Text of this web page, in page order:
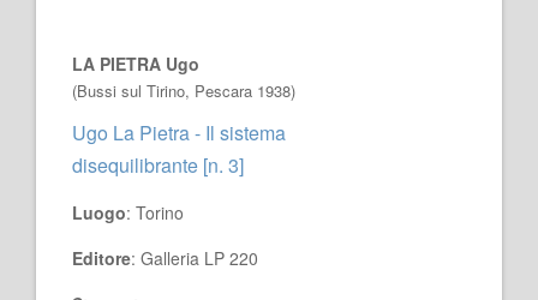
LA PIETRA Ugo
(Bussi sul Tirino, Pescara 1938)
Ugo La Pietra - Il sistema
disequilibrante [n. 3]
Luogo: Torino
Editore: Galleria LP 220